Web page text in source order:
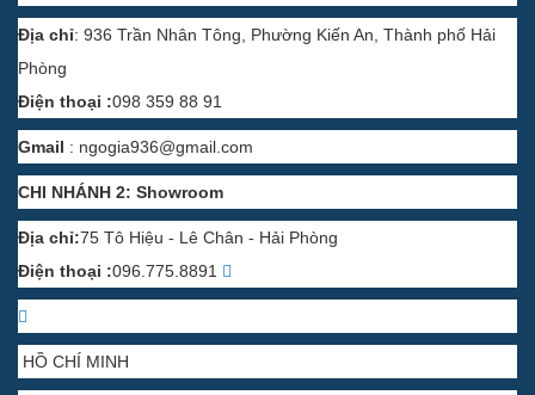
Địa chỉ: 936 Trần Nhân Tông, Phường Kiến An, Thành phố Hải
Phòng
Điện thoại :098 359 88 91
Gmail : ngogia936@gmail.com
CHI NHÁNH 2: Showroom
Địa chỉ:75 Tô Hiệu - Lê Chân - Hải Phòng
Điện thoại :096.775.8891
HỒ CHÍ MINH